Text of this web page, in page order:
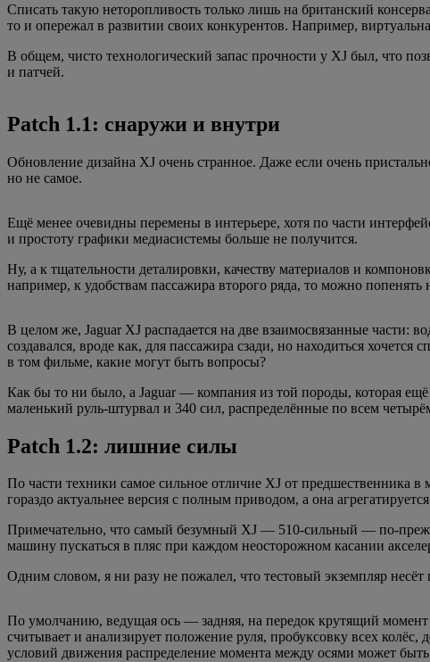
Списать такую неторопливость только лишь на британский
то и опережал в развитии своих конкурентов. Например,
В общем, чисто технологический запас прочности у XJ был, что
и патчей.
Patch 1.1: снаружи и внутри
Обновление дизайна XJ очень странное. Даже если очень
но не самое.
Ещё менее очевидны перемены в интерьере, хотя по части
и простоту графики медиасистемы больше не получится.
Ну, а к тщательности деталировки, качеству материалов и
например, к удобствам пассажира второго ряда, то можно попенять
В целом же, Jaguar XJ распадается на две взаимосвязанные части:
создавался, вроде как, для пассажира сзади, но находиться
в том фильме, какие могут быть вопросы?
Как бы то ни было, а Jaguar — компания из той породы, которая
маленький руль-штурвал и 340 сил, распределённые по всем
Patch 1.2: лишние силы
По части техники самое сильное отличие XJ от предшественника
гораздо актуальнее версия с полным приводом, а она
Примечательно, что самый безумный XJ — 510-сильный — по-
машину пускаться в пляс при каждом неосторожном касании
Одним словом, я ни разу не пожалел, что тестовый экземпляр
По умолчанию, ведущая ось — задняя, на передок крутящий момент
считывает и анализирует положение руля, пробуксовку всех
условий движения распределение момента между осями может быть